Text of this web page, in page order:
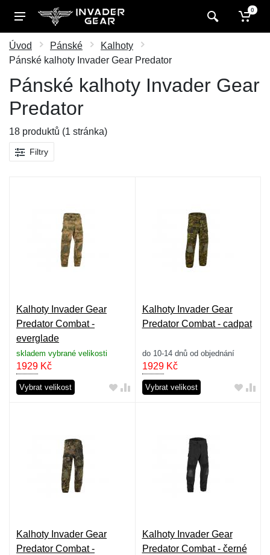
0
Úvod Pánské
Kalhoty
Pánské kalhoty Invader Gear Predator
Pánské kalhoty Invader Gear
Predator
18 produktů (1 stránka)
Filtry
Kalhoty Invader Gear
Predator Combat -
everglade
skladem vybrané velikosti
1929 Kč
Vybrat velikost
Kalhoty Invader Gear
Predator Combat - cadpat
do 10-14 dnů od objednání
1929Kč
Vybrat velikost
Kalhoty Invader Gear
Predator Combat -
Kalhoty Invader Gear
Predator Combat - černé